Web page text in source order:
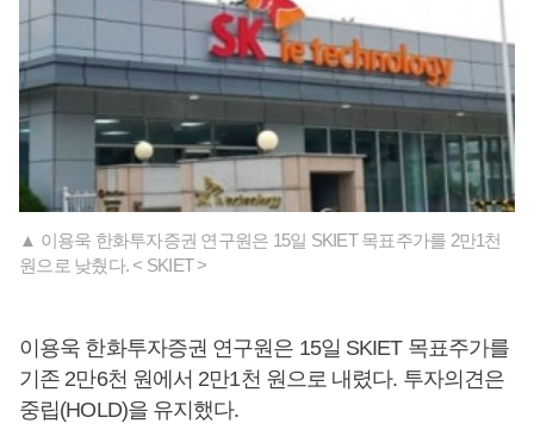
▲ 이용욱 한화투자증권 연구원은 15일 SKIET 목표주가를 2만1천
원으로 낮췄다. < SKIET >
이용욱 한화투자증권 연구원은 15일 SKIET 목표주가를
기존 2만6천 원에서 2만1천 원으로 내렸다. 투자의견은
중립(HOLD)을 유지했다.